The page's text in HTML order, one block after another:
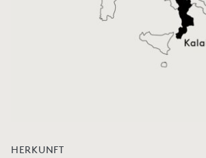
HERKUNFT